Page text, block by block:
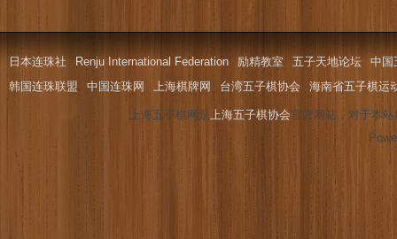
日本连珠社 Renju International Federation 励精教室 五子天地论坛
中国
韩国连珠联盟
中国连珠网 上海棋牌网 台湾五子棋协会 海南省五子棋运
上海五子棋网是 上海五子棋协会官方网站，对于本